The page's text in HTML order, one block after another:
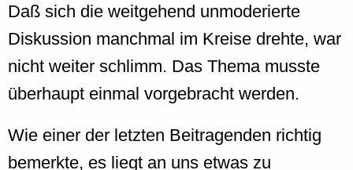
Daß sich die weitgehend unmoderierte
Diskussion manchmal im Kreise drehte, war
nicht weiter schlimm. Das Thema musste
überhaupt einmal vorgebracht werden.
Wie einer der letzten Beitragenden richtig
bemerkte, es liegt an uns etwas zu